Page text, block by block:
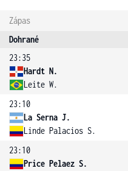
Zápas
Dohrané
23:35
Hardt N.
Leite W.
23:10
La Serna J.
Linde Palacios S.
23:10
Price Pelaez S.